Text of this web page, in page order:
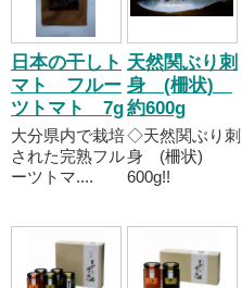
日本の干しト
マト フルー
ツトマト 7g
大分県内で栽培
された完熟フル
ーツトマ....
天然関ぶり刺
身 (柵状)
約600g
◇天然関ぶり刺
身 (柵状)
600g!!